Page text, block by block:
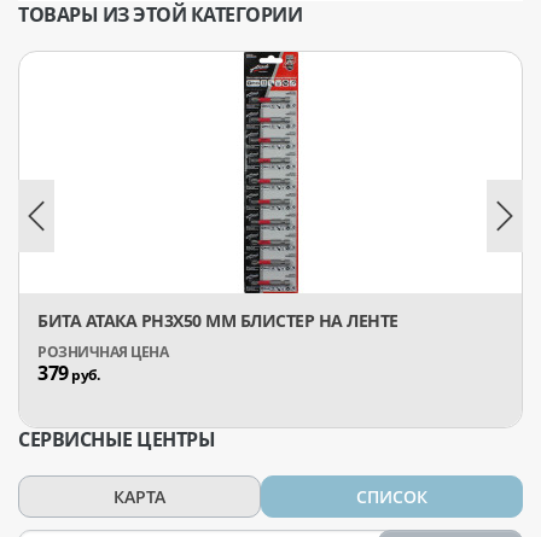
ТОВАРЫ ИЗ ЭТОЙ КАТЕГОРИИ
БИТА АТАКА PH3X50 ММ БЛИСТЕР НА ЛЕНТЕ
379руб.
СЕРВИСНЫЕ ЦЕНТРЫ
КАРТА СПИСОК